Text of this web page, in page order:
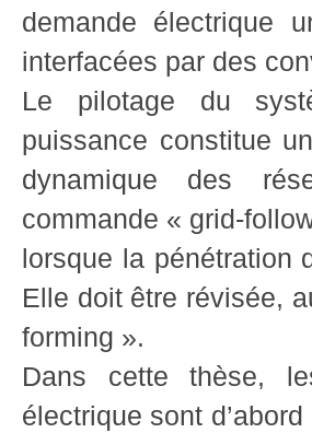
demande électrique
interfacées par des
Le pilotage du
puissance constitue
dynamique des
commande « grid-
lorsque la pénétration
Elle doit être révisée,
forming ».
Dans cette thèse,
électrique sont